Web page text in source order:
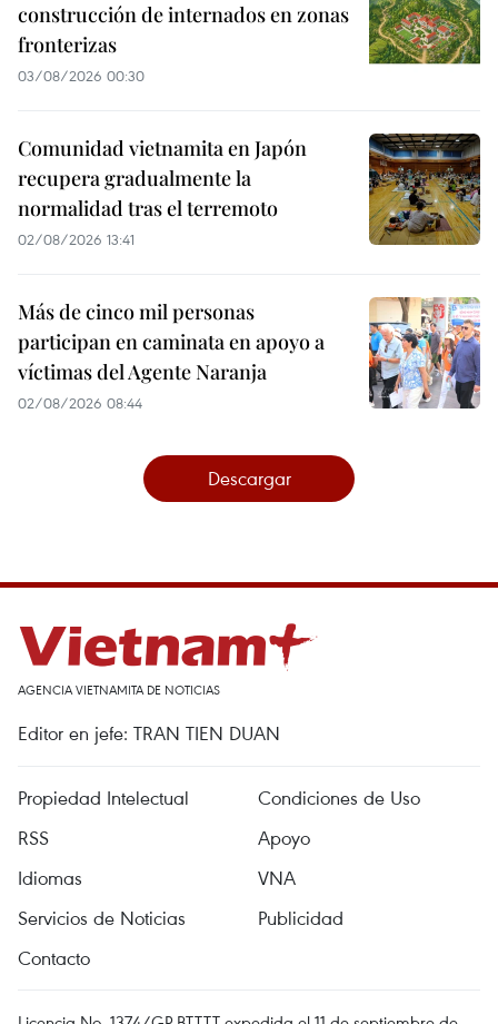
construcción de internados en zonas
fronterizas
03/08/2026 00:30
Comunidad vietnamita en Japón
recupera gradualmente la
normalidad tras el terremoto
02/08/2026 13:41
Más de cinco mil personas
participan en caminata en apoyo a
víctimas del Agente Naranja
02/08/2026 08:44
Descargar
AGENCIA VIETNAMITA DE NOTICIAS
Editor en jefe: TRAN TIEN DUAN
Propiedad Intelectual
Condiciones de Uso
RSS
Apoyo
Idiomas
VNA
Servicios de Noticias
Publicidad
Contacto